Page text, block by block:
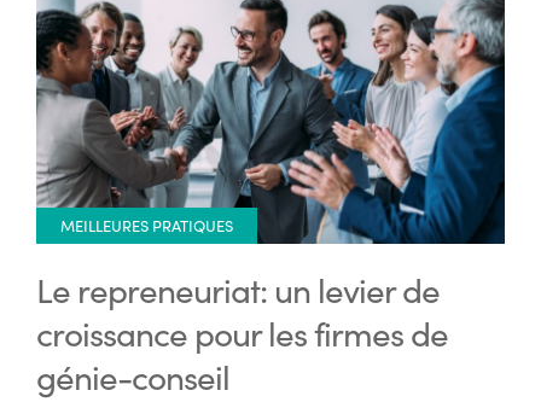
MEILLEURES PRATIQUES
Le repreneuriat: un levier de
croissance pour les firmes de
génie-conseil